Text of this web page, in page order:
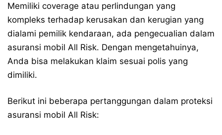
Memiliki coverage atau perlindungan yang
kompleks terhadap kerusakan dan kerugian yang
dialami pemilik kendaraan, ada pengecualian dalam
asuransi mobil All Risk. Dengan mengetahuinya,
Anda bisa melakukan klaim sesuai polis yang
dimiliki.
Berikut ini beberapa pertanggungan dalam proteksi
asuransi mobil All Risk: